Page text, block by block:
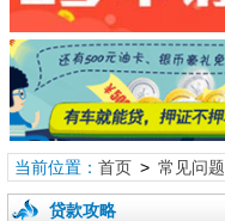
当前位置： 首页> 常见问题
贷款攻略